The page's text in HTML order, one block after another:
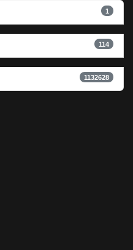
1
114
1132628